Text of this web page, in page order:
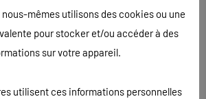
FACEBOOK POUR LA PAGE
MOTOCROSS MONDIAL XAVIER BOOG
mêmes utilisons des cookies ou une
pour stocker et/ou accéder à des
sur votre appareil.
utilisent ces informations personnelles